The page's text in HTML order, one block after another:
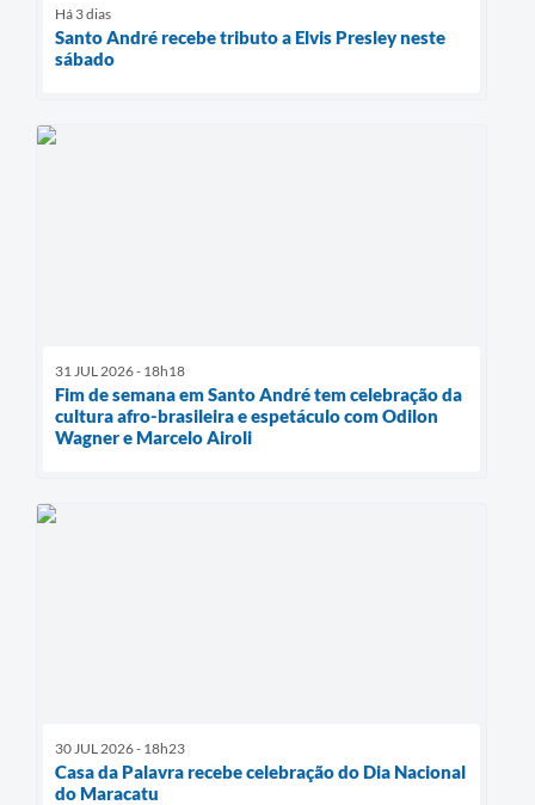
Há 3 dias
Santo André recebe tributo a Elvis Presley neste
sábado
31 JUL 2026 - 18h18
Fim de semana em Santo André tem celebração da
cultura afro-brasileira e espetáculo com Odilon
Wagner e Marcelo Airoli
30 JUL 2026 - 18h23
Casa da Palavra recebe celebração do Dia Nacional
do Maracatu